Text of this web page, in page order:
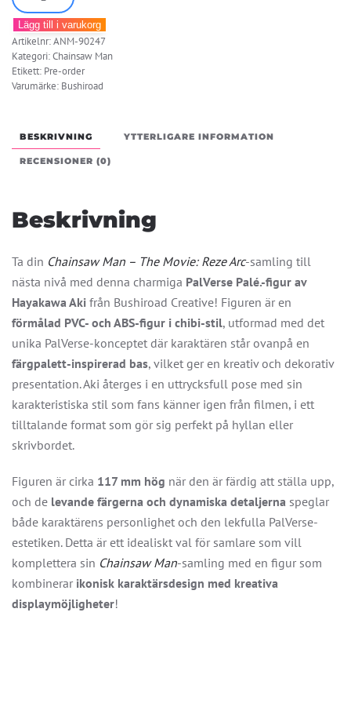
Chainsaw
Man:
Reze
Hen
–
Aki
–
(Bushiroad
Creative)
mängd
Lägg till i varukorg
Artikelnr:ANM-90247
Kategori:Chainsaw Man
Etikett: Pre-order
Varumärke: Bushiroad
BESKRIVNING YTTERLIGARE INFORMATION
RECENSIONER (0)
Beskrivning
Ta din Chainsaw Man – The Movie: Reze Arc-samling till
nästa nivå med denna charmiga PalVerse Palé.-figur av
Hayakawa Aki från Bushiroad Creative! Figuren är en
förmålad PVC- och ABS-figur i chibi-stil, utformad med det
unika PalVerse-konceptet där karaktären står ovanpå en
färgpalett-inspirerad bas, vilket ger en kreativ och dekorativ
presentation. Aki återges i en uttrycksfull pose med sin
karakteristiska stil som fans känner igen från filmen, i ett
tilltalande format som gör sig perfekt på hyllan eller
skrivbordet.
Figuren är cirka 117 mm hög när den är färdig att ställa upp,
och de levande färgerna och dynamiska detaljerna speglar
både karaktärens personlighet och den lekfulla PalVerse-
estetiken. Detta är ett idealiskt val för samlare som vill
komplettera sin Chainsaw Man-samling med en figur som
kombinerar ikonisk karaktärsdesign med kreativa
displaymöjligheter!